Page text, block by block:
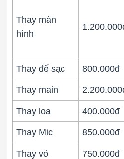
Thay màn
hình
Thay đế sạc 800.000đ
Thay main
Thay loa 400.000đ
Thay Mic 850.000đ
Thay vỏ 750.000đ